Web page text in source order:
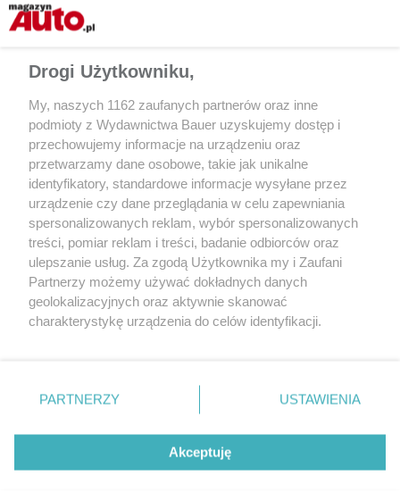
PORADY
Groźne jak SUV-y? Auta tego typu
są bardzo popularne, ale czy są też
bezpieczne?
AKTUALNOŚCI
Klamki chowane w
być niebezpieczne?
REGULAMIN SERWISU
MAPA SERWISU
Drogi Użytkowniku,
My, naszych 1162 zaufanych partnerów oraz inne
podmioty z Wydawnictwa Bauer uzyskujemy dostęp i
przechowujemy informacje na urządzeniu oraz
przetwarzamy dane osobowe, takie jak unikalne
identyfikatory, standardowe informacje wysyłane przez
urządzenie czy dane przeglądania w celu zapewniania
spersonalizowanych reklam, wybór spersonalizowanych
treści, pomiar reklam i treści, badanie odbiorców oraz
ulepszanie usług. Za zgodą Użytkownika my i Zaufani
Partnerzy możemy używać dokładnych danych
geolokalizacyjnych oraz aktywnie skanować
charakterystykę urządzenia do celów identyfikacji.
zmienić/wycofać klikając przycisk ustawień prywatności
znajdujący się w lewym dolnym rogu strony
rodzaje przetwarzania danych nie wymagają zgody
użytkownika, ale masz prawo sprzeciwić się takiemu
PARTNERZY USTAWIENIA
Akceptuję